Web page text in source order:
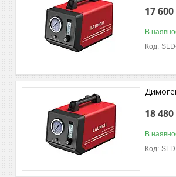
17 600
В
18 480
В